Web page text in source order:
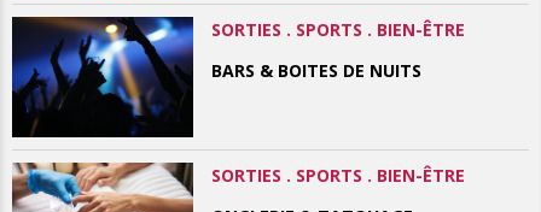
SORTIES . SPORTS . BIEN-ÊTRE
BARS & BOITES DE NUITS
SORTIES . SPORTS . BIEN-ÊTRE